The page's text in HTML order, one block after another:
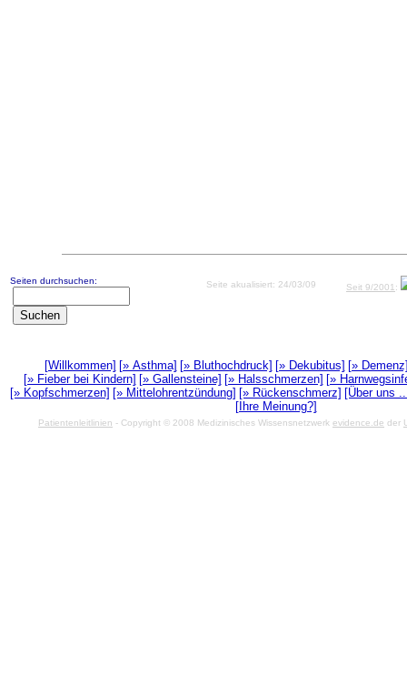
Seiten durchsuchen: Seite akualisiert: 24/03/09 Seit 9/2001 :
[Willkommen] [» Asthma] [» Bluthochdruck] [» Dekubitus] [»
[» Fieber bei Kindern] [» Gallensteine] [» Halsschmerzen] [»
[» Kopfschmerzen] [» Mittelohrentzündung] [» Rückenschmerz] [Über uns
[Ihre Meinung?]
Patientenleitlinien - Copyright © 2008 Medizinisches Wissensnetzwerk evidence.de der